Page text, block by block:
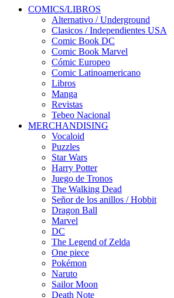
COMICS/LIBROS
Alternativo / Underground
Clasicos / Independientes USA
Comic Book DC
Comic Book Marvel
Cómic Europeo
Comic Latinoamericano
Libros
Manga
Revistas
Tebeo Nacional
MERCHANDISING
Vocaloid
Puzzles
Star Wars
Harry Potter
Juego de Tronos
The Walking Dead
Señor de los anillos / Hobbit
Dragon Ball
Marvel
DC
The Legend of Zelda
One piece
Pokémon
Naruto
Sailor Moon
Death Note